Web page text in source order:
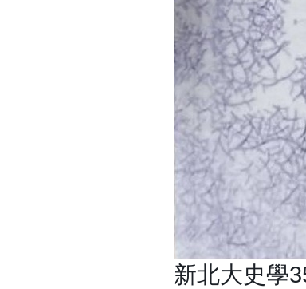
新北大史學